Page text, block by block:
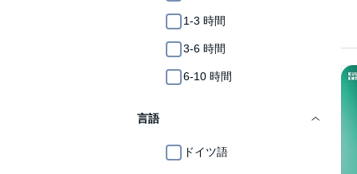
1-3 時間
3-6 時間
6-10 時間
言語
ドイツ語